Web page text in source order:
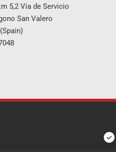
5,2 Vía de Servicio
San Valero